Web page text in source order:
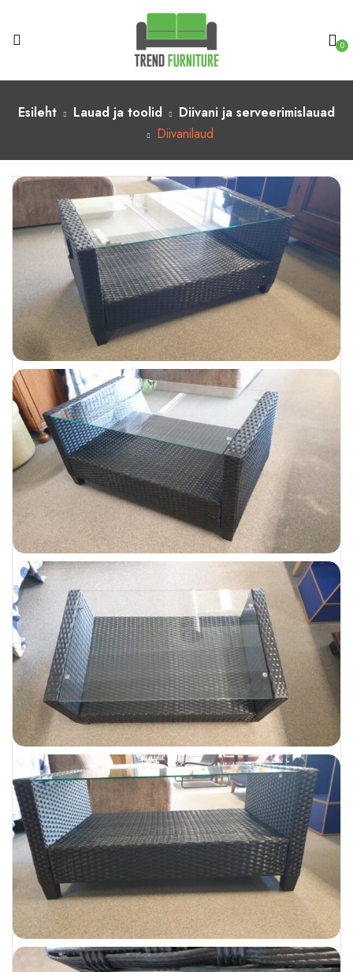
0
Esileht Lauad ja toolid
Diivani ja serveerimislauad
Diivanilaud